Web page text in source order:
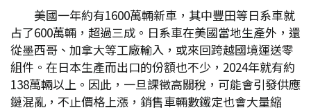
美國一年約有1600萬輛新車，其中豐田等日系車就
占了600萬輛，超過三成。日系車在美國當地生產外，還
從墨西哥、加拿大等工廠輸入，或來回跨越國境運送零
組件。在日本生產而出口的份額也不少，2024年就有約
138萬輛以上。因此，一旦課徵高關稅，可能會引發供應
鏈混亂，不止價格上漲，銷售車輛數鐵定也會大量縮